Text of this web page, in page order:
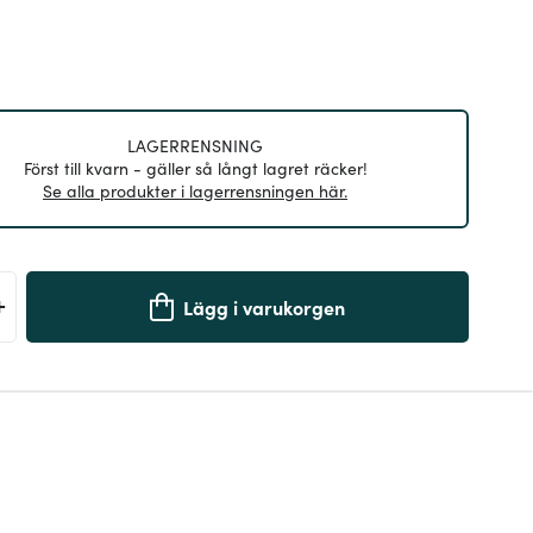
LAGERRENSNING
Först till kvarn - gäller så långt lagret räcker!
Se alla produkter i lagerrensningen här.
Lägg i varukorgen